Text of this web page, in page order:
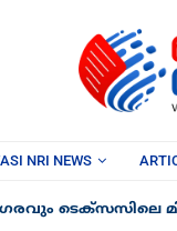
NRI NEWS
ടെക്‌സസിലെ